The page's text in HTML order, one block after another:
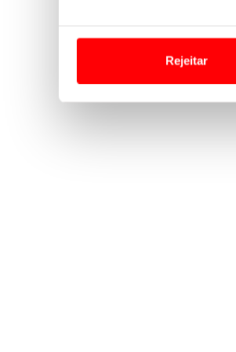
Usamos cookies para
funcionalidades de redes
Realçamos que o bloqueio
Rejeitar